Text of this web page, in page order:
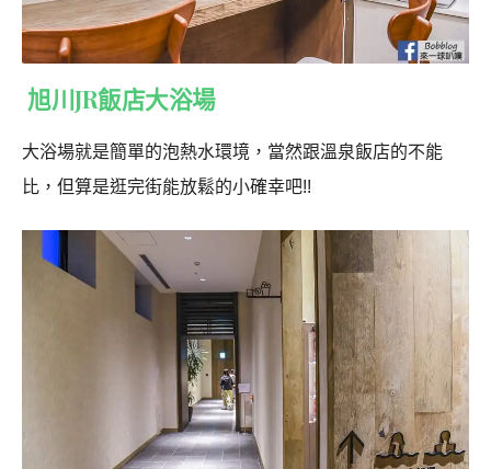
旭川JR飯店大浴場
大浴場就是簡單的泡熱水環境，當然跟溫泉飯店的不能
比，但算是逛完街能放鬆的小確幸吧!!